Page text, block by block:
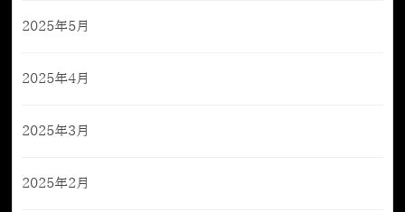
2025年5月
2025年4月
2025年3月
2025年2月